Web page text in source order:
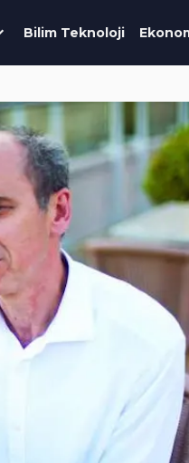
Bilim Teknoloji